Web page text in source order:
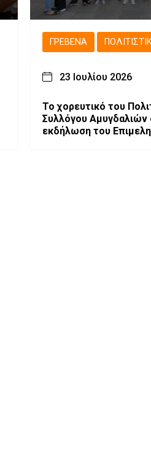
ΓΡΕΒΕΝΆ
23 Ιουλίου 2026
Το χορευτικό του
Συλλόγου Αμυγδαλιών
εκδήλωση του